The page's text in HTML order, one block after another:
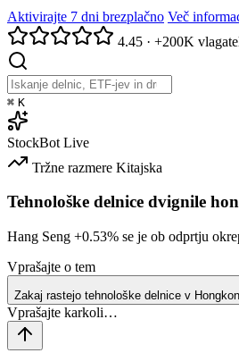
Aktivirajte 7 dni brezplačno Več
4.45 · +200K
⌘ K
StockBot Live
Tržne razmere Kitajska
Tehnološke delnice dvignile
Hang Seng +0.53% se je ob odprtju
Vprašajte o tem
Zakaj rastejo tehnološke delnice v